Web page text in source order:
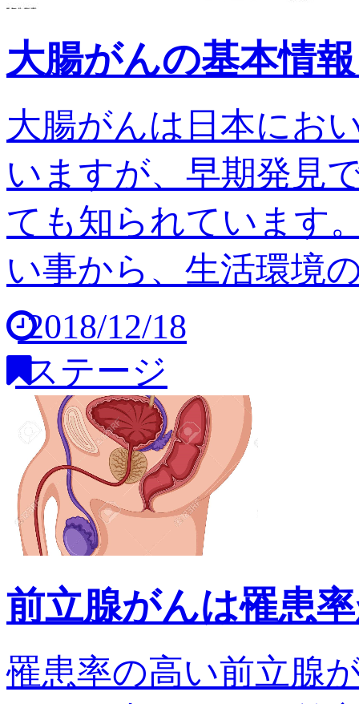
大腸がんの基本情
大腸がんは日本にお
いますが、早期発見
ても知られています
い事から、生活環境
2018/12/18
ステージ
前立腺がんは罹患
罹患率の高い前立腺